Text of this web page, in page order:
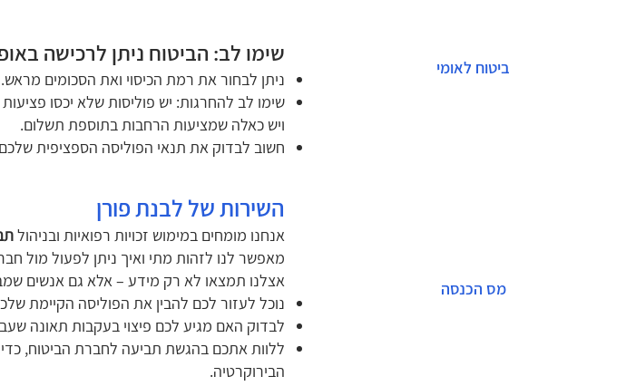
שימו לב: הביטוח ניתן לרכישה
ניתן לבחור את רמת הכיסוי ואת הסכומים מראש.
שימו לב להחרגות: יש פוליסות שלא יכסו
ויש כאלה שמציעות הרחבות בתוספת תשלום.
חשוב לבדוק את תנאי הפוליסה הספציפית
השירות של לבנת פורן
אנחנו מומחים במימוש זכויות רפואיות ובניהול
מאפשר לנו לזהות מתי ואיך ניתן לפעול מול
אצלנו תמצאו לא רק מידע – אלא גם אנשים
נוכל לעזור לכם להבין את הפוליסה הקיימת
לבדוק האם מגיע לכם פיצוי בעקבות תאונה
ללוות אתכם בהגשת תביעה לחברת הביטוח,
הבירוקרטיה.
ביטוח לאומי
מס הכנסה